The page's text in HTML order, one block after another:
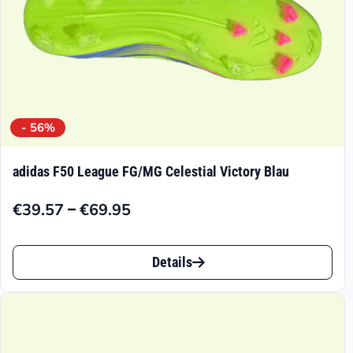
gewählt
werden
- 56%
adidas F50 League FG/MG Celestial Victory Blau
€39.57 –€69.95
Preisspanne:
€39.57
€69.95
Dieses
Produkt
Details